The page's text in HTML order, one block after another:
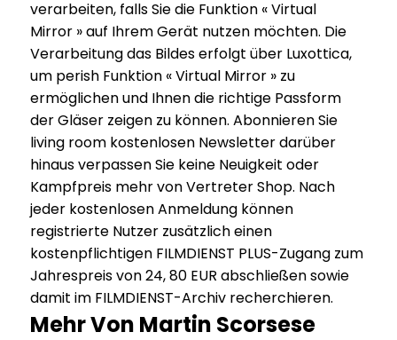
verarbeiten, falls Sie die Funktion « Virtual
Mirror » auf Ihrem Gerät nutzen möchten. Die
Verarbeitung das Bildes erfolgt über Luxottica,
um perish Funktion « Virtual Mirror » zu
ermöglichen und Ihnen die richtige Passform
der Gläser zeigen zu können. Abonnieren Sie
living room kostenlosen Newsletter darüber
hinaus verpassen Sie keine Neuigkeit oder
Kampfpreis mehr von Vertreter Shop. Nach
jeder kostenlosen Anmeldung können
registrierte Nutzer zusätzlich einen
kostenpflichtigen FILMDIENST PLUS-Zugang zum
Jahrespreis von 24, 80 EUR abschließen sowie
damit im FILMDIENST-Archiv recherchieren.
Mehr Von Martin Scorsese